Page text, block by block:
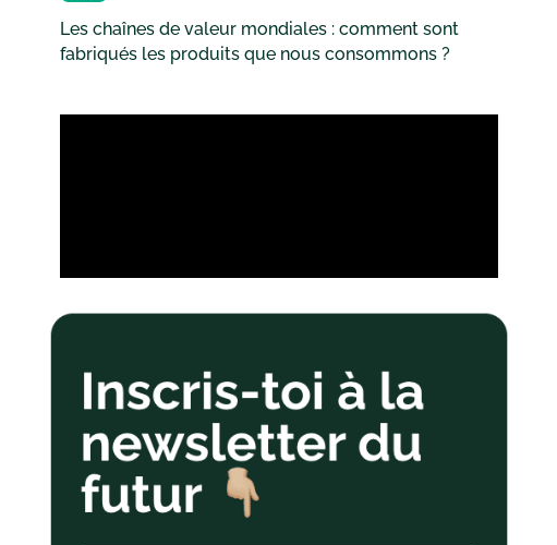
Les chaînes de valeur mondiales : comment sont
fabriqués les produits que nous consommons ?